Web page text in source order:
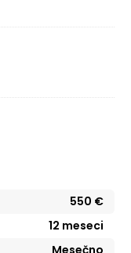
550 €
12 meseci
Mesečno